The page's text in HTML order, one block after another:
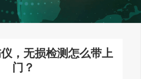
，无损检测怎么带上
门？